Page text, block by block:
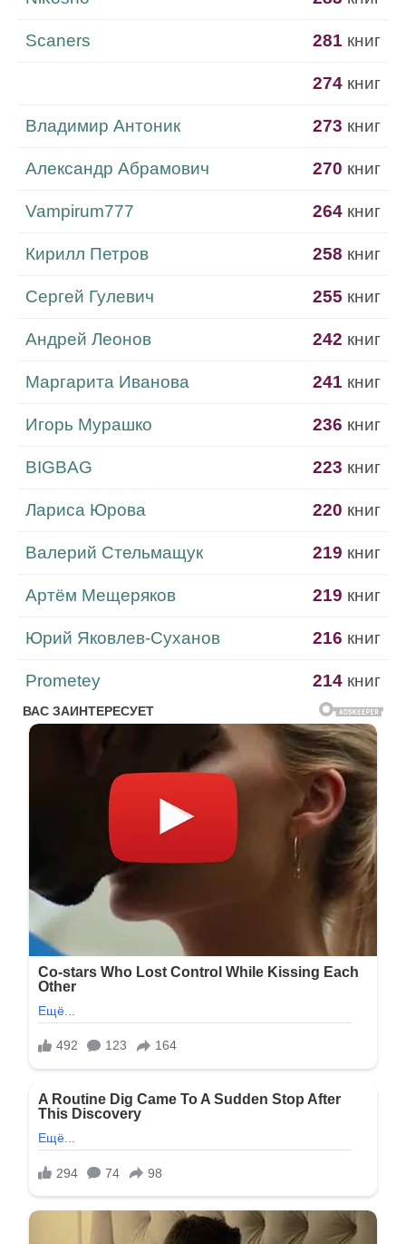
Scaners 281 книг
274 книг
Владимир Антоник 273 книг
Александр Абрамович 270 книг
Vampirum777 264 книг
Кирилл Петров 258 книг
Сергей Гулевич 255 книг
Андрей Леонов 242 книг
Маргарита Иванова 241 книг
Игорь Мурашко 236 книг
BIGBAG 223 книг
Лариса Юрова 220 книг
Валерий Стельмащук 219 книг
Артём Мещеряков 219 книг
Юрий Яковлев-Суханов 216 книг
Prometey 214 книг